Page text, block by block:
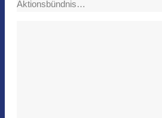
Aktionsbündnis…